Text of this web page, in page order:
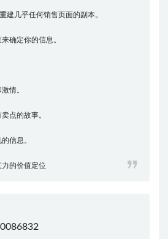
建几乎任何销售页面的副本。
确定你的信息。
情。
点的故事。
信息。
的价值定位